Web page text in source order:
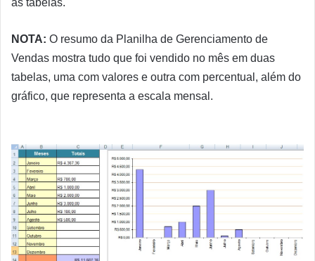
NOTA: O resumo da Planilha de Gerenciamento de
Vendas mostra tudo que foi vendido no mês em duas
tabelas, uma com valores e outra com percentual, além do
gráfico, que representa a escala mensal.